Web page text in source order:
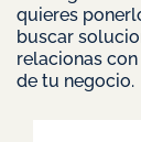
quieres
buscar
relacionas
de tu negocio.